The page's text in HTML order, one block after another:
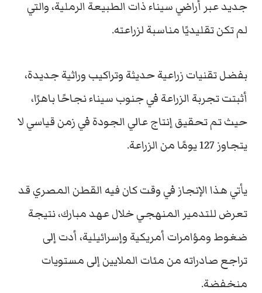
جديد عبر أراضي سيناء ذات الطبيعة الرملية، والتي
لم تكن تقليديًا مناسبة لزراعته.
بفضل تقنيات زراعية حديثة وتراكيب وراثية جديدة،
أثبتت تجربة الزراعة في جنوب سيناء نجاحًا باهرًا،
حيث تم تحقيق إنتاج عالي الجودة في زمن قياسي لا
يتجاوز 127 يومًا من الزراعة.
يأتي هذا الإنجاز في وقت كان فيه القطن المصري قد
تعرض للتدمير المنهجي خلال عهد مبارك، نتيجة
ضغوط ومؤامرات أمريكية وإسرائيلية، أدت إلى
تراجع صادراته من مئات الملايين إلى مستويات
منخفضة.